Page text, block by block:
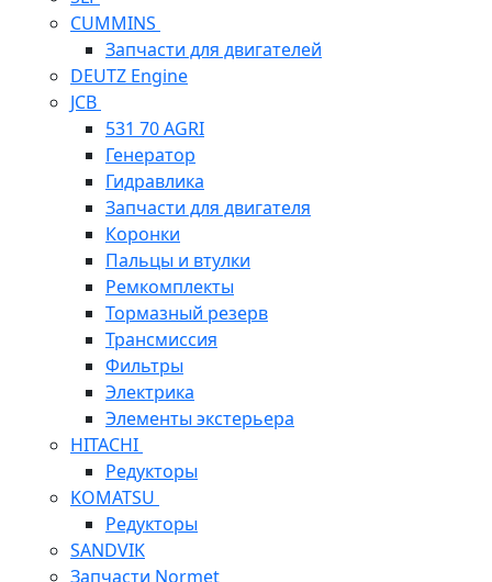
CUMMINS
Запчасти для двигателей
DEUTZ Engine
JCB
531 70 AGRI
Генератор
Гидравлика
Запчасти для двигателя
Коронки
Пальцы и втулки
Ремкомплекты
Тормазный резерв
Трансмиссия
Фильтры
Электрика
Элементы экстерьера
HITACHI
Редукторы
KOMATSU
Редукторы
SANDVIK
Запчасти Normet